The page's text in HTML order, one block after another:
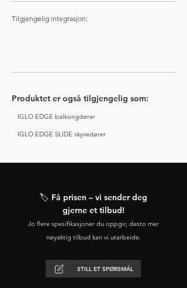
Tilgjengelig integrasjon:
Produktet er også tilgjengelig som:
IGLO EDGE balkongdører
IGLO EDGE SLIDE skyvedører
🏷️ Få prisen – vi sender deg
gjerne et tilbud!
Jo flere spesifikasjoner du oppgir, desto mer
nøyaktig tilbud kan vi utarbeide.
STILL ET SPØRSMÅL